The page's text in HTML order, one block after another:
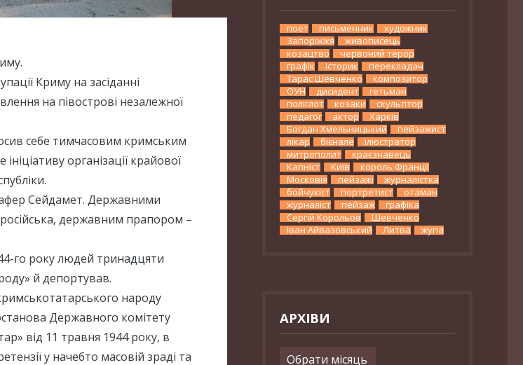
Криму на засіданні
на півострові незалежної
себе тимчасовим кримським
організації крайової
Сейдамет. Державними
державним прапором –
го року людей тринадцяти
й депортував.
народу
Державного комітету
від 11 травня 1944 року, в
у начебто масовій зраді та
поет письменник
художник
Запоріжжя
живописець
козацтво
червоний терор
графік
історик
перекладач
Тарас Шевченко
композитор
ОУН
дисидент
гетьман
поліглот
козаки
скульптор
педагог
актор
Харків
Богдан Хмельницький
пейзажист
лікар
бієнале
ілюстратор
митрополит
краєзнавець
Капніст
Київ
король Франції
Московія
пейзажі
журналістка
бойчукіст
портретист
отаман
журналіст
пейзаж
графіка
Сергій Корольов
Шевченко
Іван Айвазовський
Литва жупа
АРХІВИ
Архіви